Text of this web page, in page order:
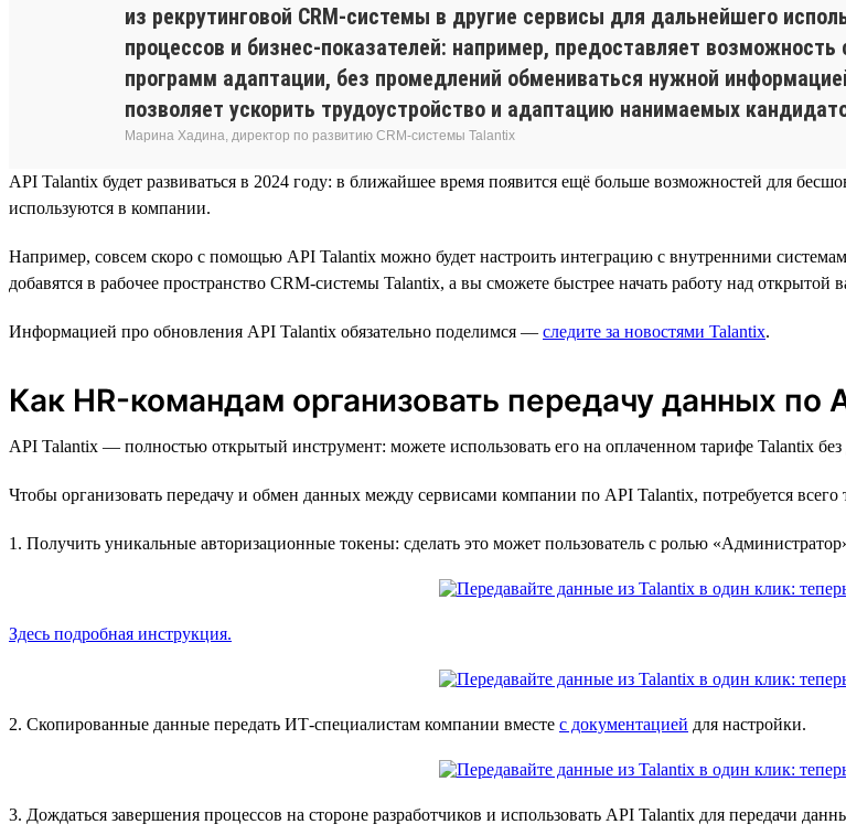
из рекрутинговой CRM-системы в другие сервисы для дальнейшего
процессов и бизнес-показателей: например, предоставляет
программ адаптации, без промедлений обмениваться нужной
позволяет ускорить трудоустройство и адаптацию нанимаемых
Марина Хадина, директор по развитию CRM-системы Talantix
API Talantix будет развиваться в 2024 году: в ближайшее время появится ещё больше возможностей для
используются в компании.
Например, совсем скоро с помощью API Talantix можно будет настроить интеграцию с внутренними
добавятся в рабочее пространство CRM-системы Talantix, а вы сможете быстрее начать работу над открытой
Информацией про обновления API Talantix обязательно поделимся — следите за новостями Talantix.
Как HR-командам организовать передачу данных по
API Talantix — полностью открытый инструмент: можете использовать его на оплаченном тарифе Talantix
Чтобы организовать передачу и обмен данных между сервисами компании по API Talantix, потребуется всего
1. Получить уникальные авторизационные токены: сделать это может пользователь с ролью
Здесь подробная инструкция.
2. Скопированные данные передать ИТ-специалистам компании вместе с документацией для настройки.
3. Дождаться завершения процессов на стороне разработчиков и использовать API Talantix для передачи